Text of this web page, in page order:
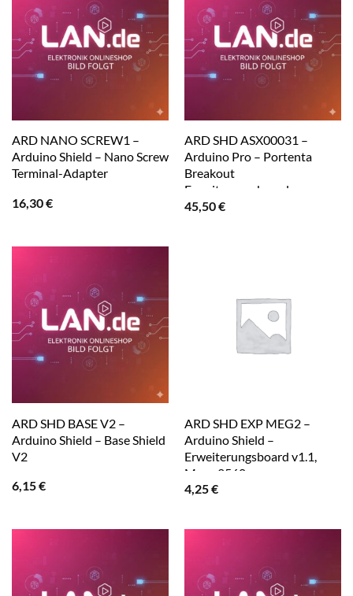
ARD NANO SCREW1 –
Arduino Shield – Nano Screw
Terminal-Adapter
16,30€
ARD SHD ASX00031 –
Arduino Pro – Portenta
Breakout
Erweiterungsboard
45,50€
ARD SHD BASE V2 –
Arduino Shield – Base Shield
V2
6,15€
ARD SHD EXP MEG2 –
Arduino Shield –
Erweiterungsboard v1.1,
Mega 2560
4,25€